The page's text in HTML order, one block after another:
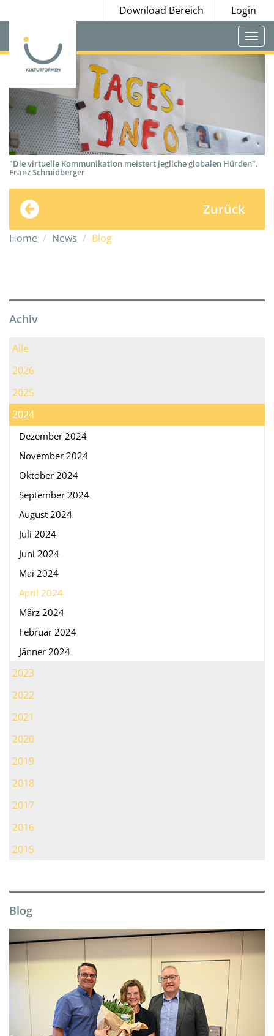
Download Bereich Login
"Die virtuelle Kommunikation meistert jegliche globalen Hürden".
Franz Schmidberger
Zurück
Home News Blog
Achiv
Alle
2026
2025
2024
Dezember 2024
November 2024
Oktober 2024
September 2024
August 2024
Juli 2024
Juni 2024
Mai 2024
April 2024
März 2024
Februar 2024
Jänner 2024
2023
2022
2021
2020
2019
2018
2017
2016
2015
Blog